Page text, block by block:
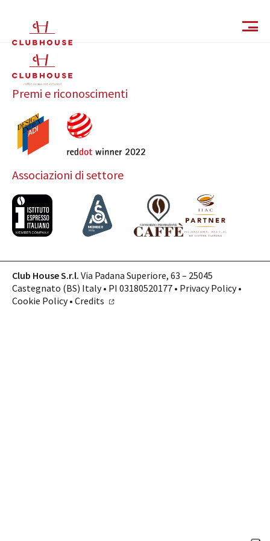
Catalogo
Finiture e Collezioni
Magazine
Azienda
Contatti
SHOP ONLINE CHIAMA
EN
Premi e riconoscimenti
Associazioni di settore
Club House S.r.l. Via Padana Superiore, 63 – 25045
Castegnato (BS) Italy • PI 03180520177 • Privacy Policy•
Cookie Policy• Credits